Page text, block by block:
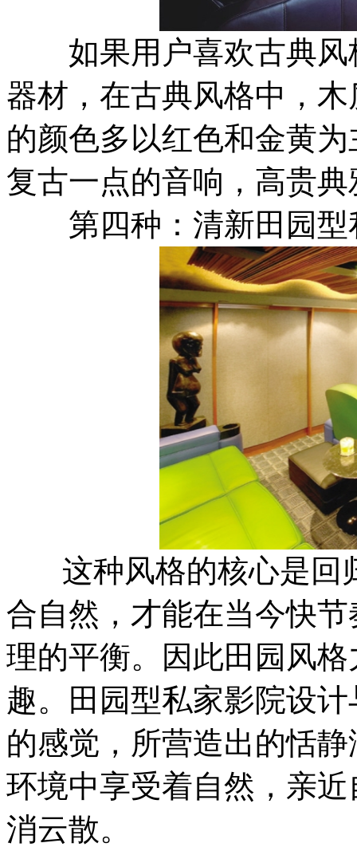
如果用户喜欢古典风
器材，在古典风格中，
的颜色多以红色和金黄
复古一点的音响，高贵
第四种：清新田园型
这种风格的核心是回
合自然，才能在当今快
理的平衡。因此田园风
趣。田园型私家影院设
的感觉，所营造出的恬
环境中享受着自然，亲
消云散。